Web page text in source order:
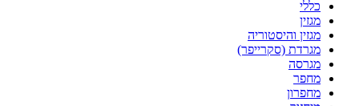
כללי
מגזין
מגזין והיסטוריה
מגרדת (סקרייפר)
מגרסה
מחפר
מחפרון